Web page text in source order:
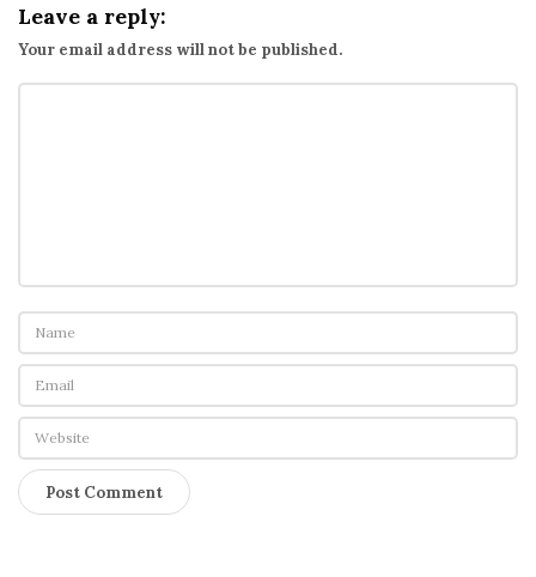
Leave a reply:
Your email address will not be published.